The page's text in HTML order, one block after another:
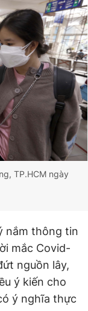
Chính sách bảo
TP.HCM ngày
nắm thông tin
mắc Covid-
nguồn lây,
ý kiến cho
ý nghĩa thực